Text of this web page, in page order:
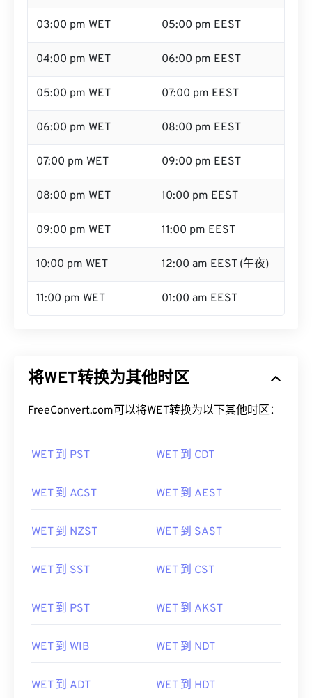
04:00 pm WET 06:00 pm EEST
05:00 pm WET 07:00 pm EEST
06:00 pm WET 08:00 pm EEST
07:00 pm WET 09:00 pm EEST
08:00 pm WET 10:00 pm EEST
09:00 pm WET 11:00 pm EEST
10:00 pm WET 12:00 am EEST (午夜)
11:00 pm WET 01:00 am EEST
FreeConvert.com可以将WET转换为以下其他时区：
WET 到 ACST WET 到 AEST
WET 到 NZST WET 到 SAST
WET 到 SST WET 到 CST
WET 到 PST WET 到 AKST
WET 到 WIB WET 到 NDT
WET 到 ADT WET 到 HDT
WET 到 WIT WET 到 MST